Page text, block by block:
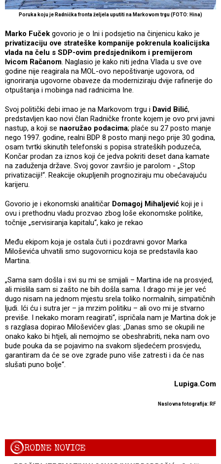
Poruka koju je Radnička fronta željela uputiti na Markovom trgu (FOTO: Hina)
Marko Fuček govorio je o Ini i podsjetio na činjenicu kako je
privatizaciju ove strateške kompanije pokrenula koalicijska
vlada na čelu s SDP-ovim predsjednikom i premijerom
Ivicom Račanom. Naglasio je kako niti jedna Vlada u sve ove
godine nije reagirala na MOL-ovo nepoštivanje ugovora, od
ignoriranja ugovorne obaveze da moderniziraju dvije rafinerije do
otpuštanja i mobinga nad radnicima Ine.
Svoj politički debi imao je na Markovom trgu i David Bilić,
predstavljen kao novi član Radničke fronte kojem je ovo prvi javni
nastup, a koji se naoružao podacima; plaće su 27 posto manje
nego 1997. godine, realni BDP 8 posto manji nego prije 30 godina,
osam tvrtki skinutih telefonski s popisa strateških poduzeća,
Končar prodan za iznos koji će jedva pokriti deset dana kamate
na zaduženja države. Svoj govor završio je parolom - „Stop
privatizaciji!“. Reakcije okupljenih prognoziraju mu obećavajuću
karijeru.
Govorio je i ekonomski analitičar Domagoj Mihaljević koji je i
ovu i prethodnu vladu prozvao zbog loše ekonomske politike,
točnije „servisiranja kapitalu“, kako je rekao
Među ekipom koja je ostala čuti i pozdravni govor Marka
Miloševića uhvatili smo sugovornicu koja se predstavila kao
Martina.
„Sama sam došla i svi su mi se smijali – Martina ide na prosvjed,
ali mislila sam si zašto ne bih došla sama. I drago mi je jer već
dugo nisam na jednom mjestu srela toliko normalnih, simpatičnih
ljudi. Ići ću i sutra jer – ja mrzim politiku – ali ovo mi je stvarno
previše. I nekako moram reagirati“, ispričala nam je Martina dok je
s razglasa dopirao Miloševićev glas: „Danas smo se okupili ne
onako kako bi htjeli, ali nemojmo se obeshrabriti, neka nam ovo
bude pouka da se pojavimo na svakom sljedećem prosvjedu,
garantiram da će se ove zgrade puno više zatresti i da će nas
slušati puno bolje“.
Lupiga.Com
Naslovna fotografija: RF
SRODNE NOVICE